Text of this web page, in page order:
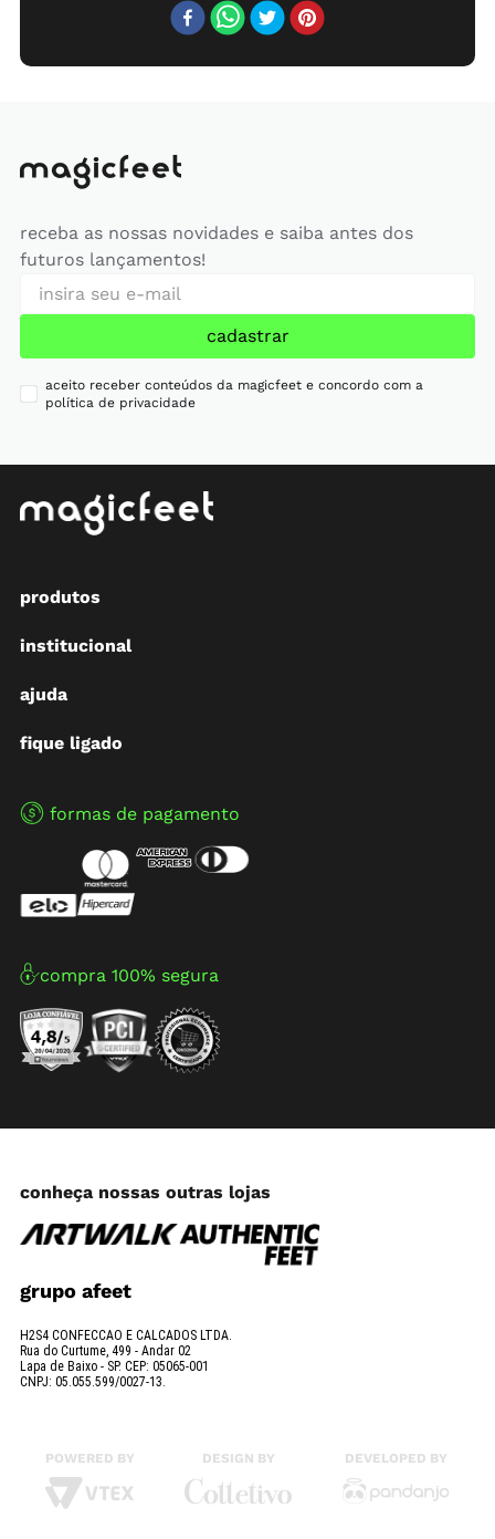
receba as nossas novidades e saiba antes dos
futuros lançamentos!
cadastrar
aceito receber conteúdos da magicfeet e concordo com a
política de privacidade
produtos
institucional
ajuda
fique ligado
formas de pagamento
compra 100% segura
conheça nossas outras lojas
grupo afeet
H2S4 CONFECCAO E CALCADOS LTDA.
Rua do Curtume, 499 - Andar 02
Lapa de Baixo - SP. CEP: 05065-001
CNPJ: 05.055.599/0027-13.
POWERED BY DESIGN BY DEVELOPED BY